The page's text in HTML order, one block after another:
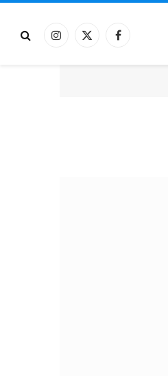
فيسبوكX
الانستغرام